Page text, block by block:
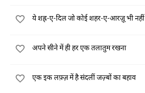
ये शह्र-ए-दिल जो कोई शहर-ए-आरज़ू भी नहीं
अपने सीने में ही हर एक तलातुम रखना
एक इक लफ़्ज़ में है संदलीं जज़्बों का बहाव